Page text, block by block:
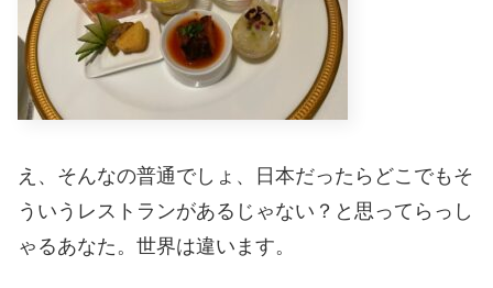
え、そんなの普通でしょ、日本だったらどこでもそ
ういうレストランがあるじゃない？と思ってらっし
ゃるあなた。世界は違います。